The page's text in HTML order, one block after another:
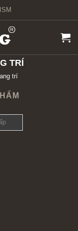
TRÍ
trí